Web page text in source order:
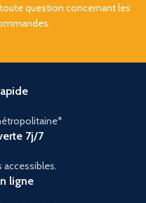
question concernant les
7j/7
accessibles.
ligne